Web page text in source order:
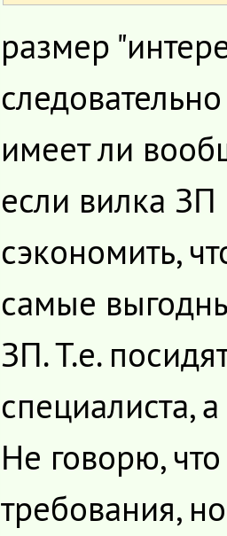
размер
имеет ли
если вилка ЗП
сэкономить,
самые
ЗП. Т.е.
специалиста,
Не говорю,
требования,